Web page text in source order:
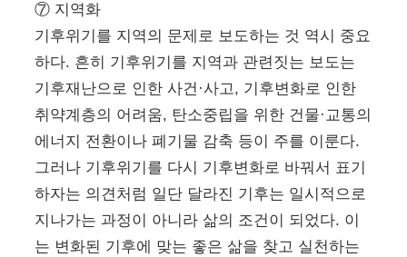
⑦ 지역화
기후위기를 지역의 문제로 보도하는 것 역시 중요
하다. 흔히 기후위기를 지역과 관련짓는 보도는
기후재난으로 인한 사건·사고, 기후변화로 인한
취약계층의 어려움, 탄소중립을 위한 건물·교통의
에너지 전환이나 폐기물 감축 등이 주를 이룬다.
그러나 기후위기를 다시 기후변화로 바꿔서 표기
하자는 의견처럼 일단 달라진 기후는 일시적으로
지나가는 과정이 아니라 삶의 조건이 되었다. 이
는 변화된 기후에 맞는 좋은 삶을 찾고 실천하는